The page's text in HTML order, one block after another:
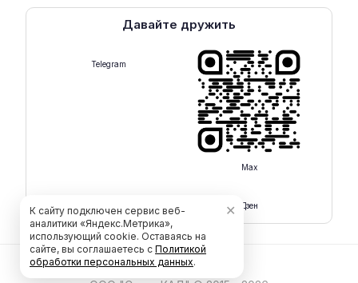
Давайте дружить
Telegram
Max
Дзен
К сайту подключен сервис веб-
аналитики «Яндекс.Метрика»,
использующий cookie. Оставаясь на
сайте, вы соглашаетесь с Политикой
обработки персональных данных.
✕